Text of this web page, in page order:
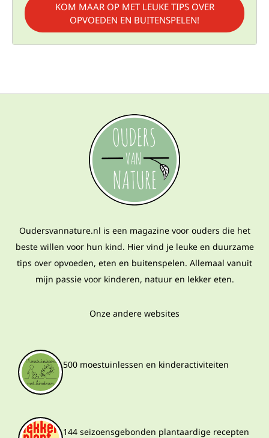
KOM MAAR OP MET LEUKE TIPS OVER
OPVOEDEN EN BUITENSPELEN!
Oudersvannature.nl is een magazine voor ouders die het
beste willen voor hun kind. Hier vind je leuke en duurzame
tips over opvoeden, eten en buitenspelen. Allemaal vanuit
mijn passie voor kinderen, natuur en lekker eten.
Onze andere websites
500 moestuinlessen en kinderactiviteiten
144 seizoensgebonden plantaardige recepten